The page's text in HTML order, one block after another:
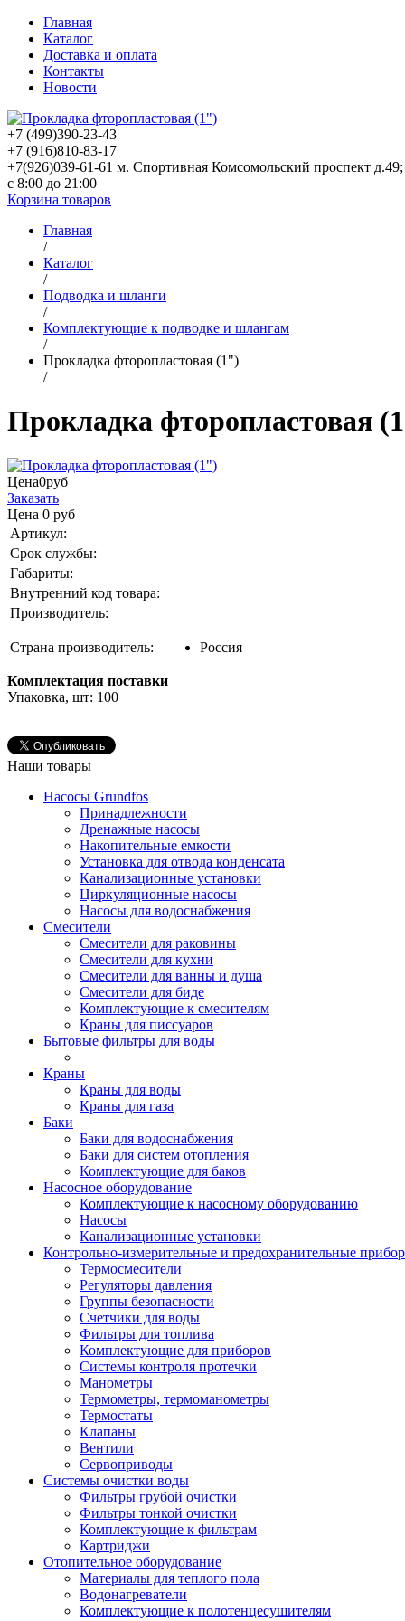
Главная
Каталог
Доставка и оплата
Контакты
Новости
+7 (499)390-23-43
+7 (916)810-83-17
+7(926)039-61-61 м. Спортивная Комсомольский проспект
с 8:00 до 21:00
Корзина товаров
Главная
/
Каталог
/
Подводка и шланги
/
Комплектующие к подводке и шлангам
/
Прокладка фторопластовая (1")
/
Прокладка фторопластовая
Цена0руб
Заказать
Цена 0 руб
Артикул:
Срок службы:
Габариты:
Внутренний код товара:
Производитель:
Страна производитель: Россия
Комплектация поставки
Упаковка, шт: 100
Наши товары
Насосы Grundfos
Принадлежности
Дренажные насосы
Накопительные емкости
Установка для отвода конденсата
Канализационные установки
Циркуляционные насосы
Насосы для водоснабжения
Смесители
Смесители для раковины
Смесители для кухни
Смесители для ванны и душа
Смесители для биде
Комплектующие к смесителям
Краны для писсуаров
Бытовые фильтры для воды
Краны
Краны для воды
Краны для газа
Баки
Баки для водоснабжения
Баки для систем отопления
Комплектующие для баков
Насосное оборудование
Комплектующие к насосному оборудованию
Насосы
Канализационные установки
Контрольно-измерительные и предохранительные
Термосмесители
Регуляторы давления
Группы безопасности
Счетчики для воды
Фильтры для топлива
Комплектующие для приборов
Системы контроля протечки
Манометры
Термометры, термоманометры
Термостаты
Клапаны
Вентили
Сервоприводы
Системы очистки воды
Фильтры грубой очистки
Фильтры тонкой очистки
Комплектующие к фильтрам
Картриджи
Отопительное оборудование
Материалы для теплого пола
Водонагреватели
Комплектующие к полотенцесушителям